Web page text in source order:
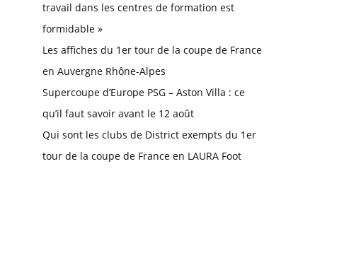
travail dans les centres de formation est
formidable »
Les affiches du 1er tour de la coupe de France
en Auvergne Rhône-Alpes
Supercoupe d’Europe PSG – Aston Villa : ce
qu’il faut savoir avant le 12 août
Qui sont les clubs de District exempts du 1er
tour de la coupe de France en LAURA Foot